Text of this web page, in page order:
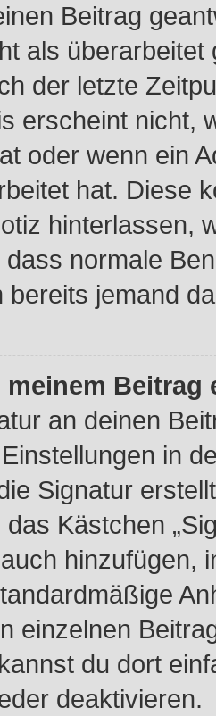
Beitrag
als
der letzte
erscheint nicht,
oder wenn ein
hat. Diese
hinterlassen,
normale
bereits jemand
meinem
an deinen
in
Signatur
Kästchen
hinzufügen,
einzelnen
du dort
deaktivieren.